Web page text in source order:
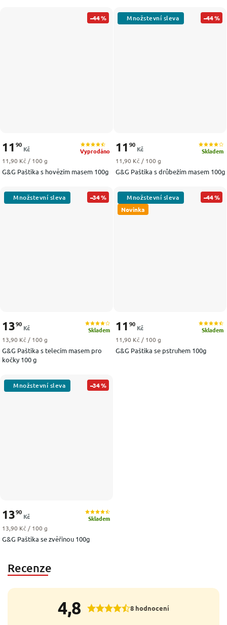
–44 %
G&G Paštika s hovězím masem 100g
Vyprodáno
11 90
Kč
Měrná cena:
11,90 Kč / 100 g
–44 %
G&G Paštika s drůbežím masem 100g
Skladem
11 90
Kč
Měrná cena:
11,90 Kč / 100 g
–34 %
G&G Paštika s telecím masem pro
kočky 100 g
Skladem
1390
Kč
Měrná cena:
13,90 Kč / 100 g
Novinka
–44 %
G&G Paštika se pstruhem 100g
Skladem
11 90
Kč
Měrná cena:
11,90 Kč / 100 g
–34 %
G&G Paštika se zvěřinou 100g
Skladem
1390
Kč
Měrná cena:
13,90 Kč / 100 g
Recenze
4,8 8 hodnocení